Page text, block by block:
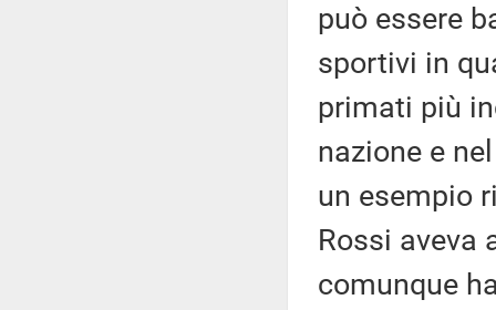
può essere
sportivi in
primati più
nazione e
un esempio
Rossi aveva
comunque